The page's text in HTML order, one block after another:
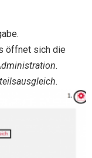
öffnet sich die
.
.